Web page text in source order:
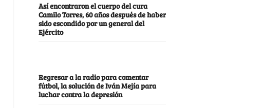
Así encontraron el cuerpo del cura
Camilo Torres, 60 años después de haber
sido escondido por un general del
Ejército
Regresar a la radio para comentar
fútbol, la solución de Iván Mejía para
luchar contra la depresión